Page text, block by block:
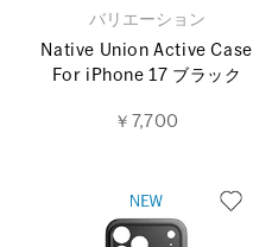
バリエーション
Native Union Active Case
For iPhone 17 ブラック
￥7,700